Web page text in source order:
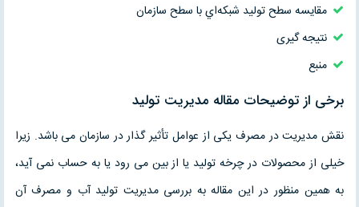
مقايسه سطح توليد شبكه‌اي با سطح سازمان
نتیجه گیری
منبع
برخی از توضیحات مقاله مدیریت تولید
نقش مدیریت در مصرف یكی از عوامل تأثیر گذار در سازمان می باشد. زیرا
خیلی از محصولات در چرخه تولید یا از بین می رود یا به حساب نمی آید،
به همین منظور در این مقاله به بررسی مدیریت تولید آب و مصرف آن